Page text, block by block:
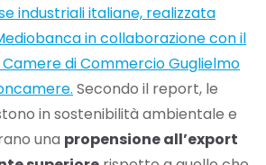
industriali italiane, realizzata
in collaborazione con il
di Commercio Guglielmo
Secondo il report, le
in sostenibilità ambientale e
una propensione all’export